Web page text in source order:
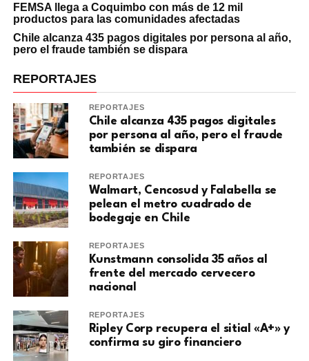
FEMSA llega a Coquimbo con más de 12 mil
productos para las comunidades afectadas
Chile alcanza 435 pagos digitales por persona al año,
pero el fraude también se dispara
REPORTAJES
REPORTAJES
Chile alcanza 435 pagos digitales
por persona al año, pero el fraude
también se dispara
REPORTAJES
Walmart, Cencosud y Falabella se
pelean el metro cuadrado de
bodegaje en Chile
REPORTAJES
Kunstmann consolida 35 años al
frente del mercado cervecero
nacional
REPORTAJES
Ripley Corp recupera el sitial «A+» y
confirma su giro financiero